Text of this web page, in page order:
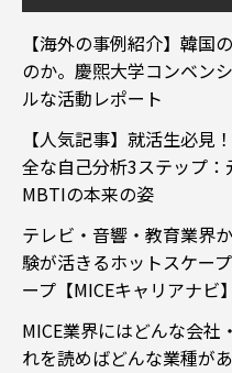
【海外の事例紹介】韓国
のか。慶煕大学コンベン
ルな活動レポート
【人気記事】就活生必見
全な自己分析3ステップ
MBTIの本来の姿
テレビ・音響・教育業界
験が活きるホットスケー
ープ【MICEキャリアナビ】
MICE業界にはどんな会
れを読めばどんな業種が